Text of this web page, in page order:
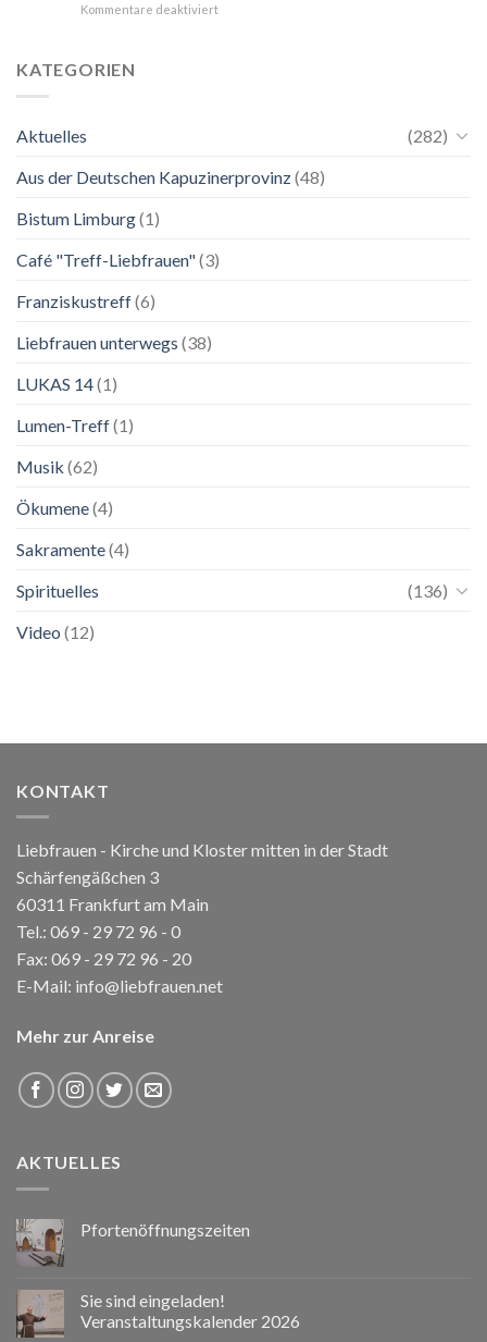
Maria.
Kommentare deaktiviertfür
Ausstellung
KATEGORIEN
Aktuelles
(282)
Aus der Deutschen Kapuzinerprovinz(48)
Bistum Limburg(1)
Café "Treff-Liebfrauen"(3)
Franziskustreff(6)
Liebfrauen unterwegs (38)
LUKAS 14(1)
Lumen-Treff(1)
Musik (62)
Ökumene(4)
Sakramente(4)
Spirituelles
(136)
Video (12)
KONTAKT
Liebfrauen - Kirche und Kloster mitten in der Stadt
Schärfengäßchen 3
60311 Frankfurt am Main
Tel.: 069 - 29 72 96 - 0
Fax: 069 - 29 72 96 - 20
E-Mail: info@liebfrauen.net
Mehr zur Anreise
AKTUELLES
Pfortenöffnungszeiten
Sie sind eingeladen!
Veranstaltungskalender 2026